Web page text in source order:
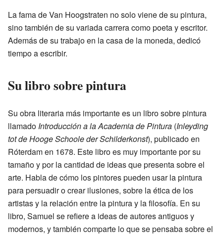
La fama de Van Hoogstraten no solo viene de su pintura,
sino también de su variada carrera como poeta y escritor.
Además de su trabajo en la casa de la moneda, dedicó
tiempo a escribir.
Su libro sobre pintura
Su obra literaria más importante es un libro sobre pintura
llamado Introducción a la Academia de Pintura (Inleyding
tot de Hooge Schoole der Schilderkonst), publicado en
Róterdam en 1678. Este libro es muy importante por su
tamaño y por la cantidad de ideas que presenta sobre el
arte. Habla de cómo los pintores pueden usar la pintura
para persuadir o crear ilusiones, sobre la ética de los
artistas y la relación entre la pintura y la filosofía. En su
libro, Samuel se refiere a ideas de autores antiguos y
modernos, y también comparte lo que se pensaba sobre el